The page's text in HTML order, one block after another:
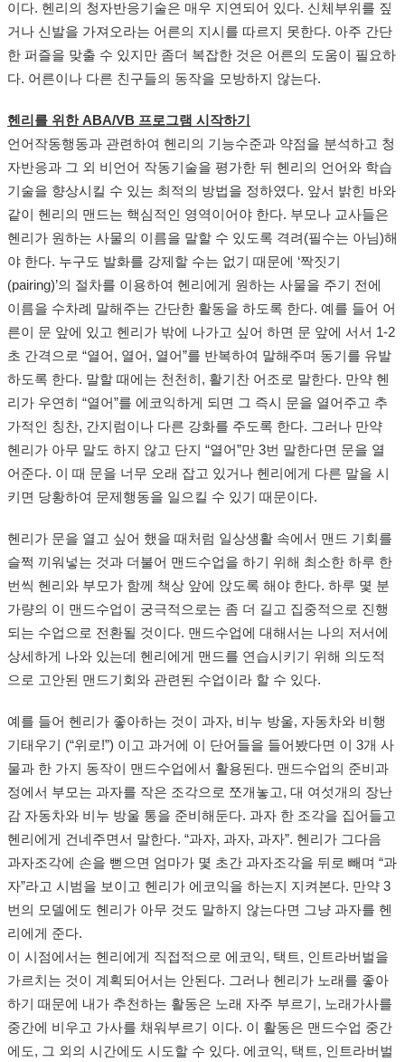
이다. 헨리의 청자반응기술은 매우 지연되어 있다. 신체부위를 짚
거나 신발을 가져오라는 어른의 지시를 따르지 못한다. 아주 간단
한 퍼즐을 맞출 수 있지만 좀더 복잡한 것은 어른의 도움이 필요하
다. 어른이나 다른 친구들의 동작을 모방하지 않는다.
헨리를 위한 ABA/VB 프로그램 시작하기
언어작동행동과 관련하여 헨리의 기능수준과 약점을 분석하고 청
자반응과 그 외 비언어 작동기술을 평가한 뒤 헨리의 언어와 학습
기술을 향상시킬 수 있는 최적의 방법을 정하였다. 앞서 밝힌 바와
같이 헨리의 맨드는 핵심적인 영역이어야 한다. 부모나 교사들은
헨리가 원하는 사물의 이름을 말할 수 있도록 격려(필수는 아님)해
야 한다. 누구도 발화를 강제할 수는 없기 때문에 ‘짝짓기
(pairing)’의 절차를 이용하여 헨리에게 원하는 사물을 주기 전에
이름을 수차례 말해주는 간단한 활동을 하도록 한다. 예를 들어 어
른이 문 앞에 있고 헨리가 밖에 나가고 싶어 하면 문 앞에 서서 1-2
초 간격으로 “열어, 열어, 열어”를 반복하여 말해주며 동기를 유발
하도록 한다. 말할 때에는 천천히, 활기찬 어조로 말한다. 만약 헨
리가 우연히 “열어”를 에코익하게 되면 그 즉시 문을 열어주고 추
가적인 칭찬, 간지럼이나 다른 강화를 주도록 한다. 그러나 만약
헨리가 아무 말도 하지 않고 단지 “열어”만 3번 말한다면 문을 열
어준다. 이 때 문을 너무 오래 잡고 있거나 헨리에게 다른 말을 시
키면 당황하여 문제행동을 일으킬 수 있기 때문이다.
헨리가 문을 열고 싶어 했을 때처럼 일상생활 속에서 맨드 기회를
슬쩍 끼워넣는 것과 더불어 맨드수업을 하기 위해 최소한 하루 한
번씩 헨리와 부모가 함께 책상 앞에 앉도록 해야 한다. 하루 몇 분
가량의 이 맨드수업이 궁극적으로는 좀 더 길고 집중적으로 진행
되는 수업으로 전환될 것이다. 맨드수업에 대해서는 나의 저서에
상세하게 나와 있는데 헨리에게 맨드를 연습시키기 위해 의도적
으로 고안된 맨드기회와 관련된 수업이라 할 수 있다.
예를 들어 헨리가 좋아하는 것이 과자, 비누 방울, 자동차와 비행
기태우기 (“위로!”) 이고 과거에 이 단어들을 들어봤다면 이 3개 사
물과 한 가지 동작이 맨드수업에서 활용된다. 맨드수업의 준비과
정에서 부모는 과자를 작은 조각으로 쪼개놓고, 대 여섯개의 장난
감 자동차와 비누 방울 통을 준비해둔다. 과자 한 조각을 집어들고
헨리에게 건네주면서 말한다. “과자, 과자, 과자”. 헨리가 그다음
과자조각에 손을 뻗으면 엄마가 몇 초간 과자조각을 뒤로 빼며 “과
자”라고 시범을 보이고 헨리가 에코익을 하는지 지켜본다. 만약 3
번의 모델에도 헨리가 아무 것도 말하지 않는다면 그냥 과자를 헨
리에게 준다.
이 시점에서는 헨리에게 직접적으로 에코익, 택트, 인트라버벌을
가르치는 것이 계획되어서는 안된다. 그러나 헨리가 노래를 좋아
하기 때문에 내가 추천하는 활동은 노래 자주 부르기, 노래가사를
중간에 비우고 가사를 채워부르기 이다. 이 활동은 맨드수업 중간
에도, 그 외의 시간에도 시도할 수 있다. 에코익, 택트, 인트라버벌